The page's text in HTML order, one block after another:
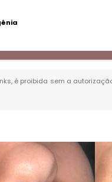
é proibida sem a